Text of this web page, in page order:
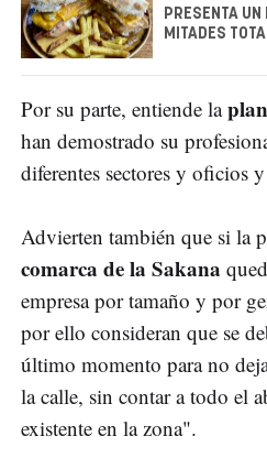
PRESENTA UN
MITADES
Por su parte, entiende la
han demostrado su
diferentes sectores y oficios
Advierten también que si la
comarca de la Sakana
empresa por tamaño y por
por ello consideran que se
último momento para no
la calle, sin contar a todo el
existente en la zona".